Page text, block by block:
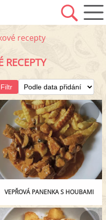
recepty
RECEPTY
Filtr
VEPŘOVÁ PANENKA S HOUBAMI